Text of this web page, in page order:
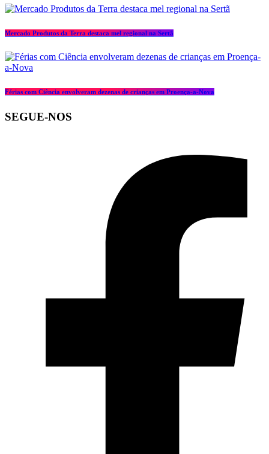
Mercado Produtos da Terra destaca mel regional na Sertã
Férias com Ciência envolveram dezenas de crianças em Proença-a-Nova
SEGUE-NOS